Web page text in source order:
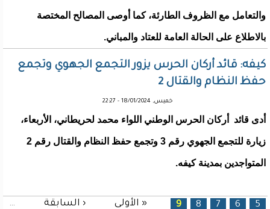
والتعامل مع الظروف الطارئة، كما أوصى المصالح المختصة
بالاطلاع على الحالة العامة للعتاد والمباني.
كيفه: قائد أركان الحرس يزور التجمع الجهوي وتجمع
حفظ النظام والقتال 2
خميس, 18/01/2024 - 22:27
أدى قائد أركان الحرس الوطني اللواء محمد لحريطاني، الأربعاء،
زيارة للتجمع الجهوي رقم 3 وتجمع حفظ النظام والقتال رقم 2
المتواجدين بمدينة كيفه.
الصفحات « الأولى ‹ السابقة … 5
6
7
8
9